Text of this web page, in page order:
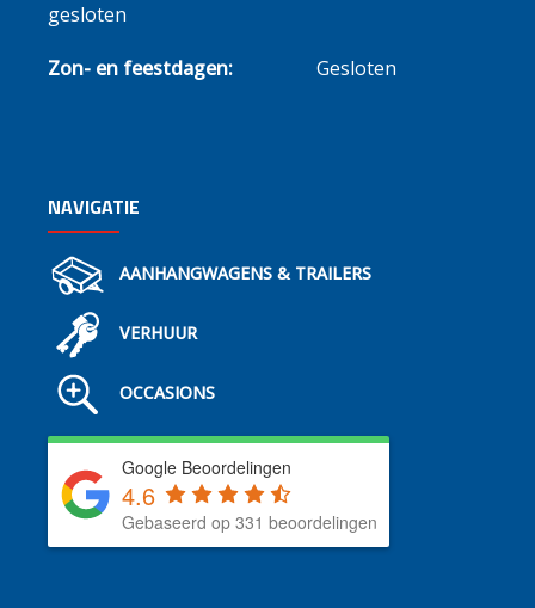
gesloten
Zon- en feestdagen: Gesloten
NAVIGATIE
AANHANGWAGENS & TRAILERS
VERHUUR
OCCASIONS
Google Beoordelingen
4.6
Gebaseerd op 331 beoordelingen